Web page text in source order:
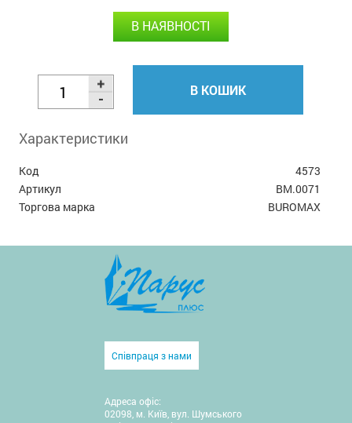
В НАЯВНОСТІ
В КОШИК
Характеристики
Код
4573
Артикул
BM.0071
Торгова марка
BUROMAX
Співпраця з нами
Адреса офіс:
02098, м. Київ, вул. Шумського